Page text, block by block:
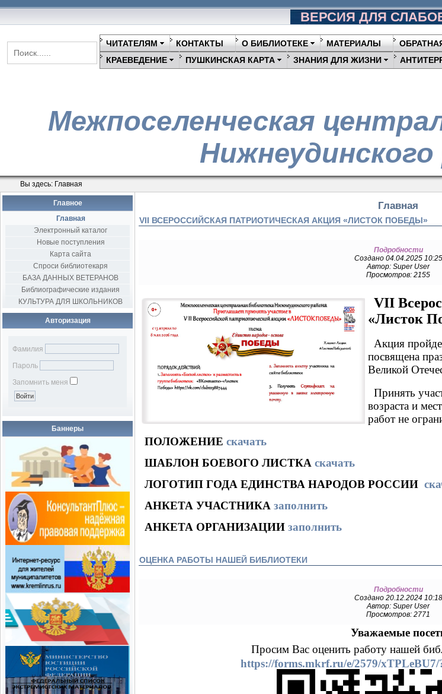
ВЕРСИЯ ДЛЯ
ЧИТАТЕЛЯМ КОНТАКТЫ О БИБЛИОТЕКЕ МАТЕРИАЛЫ
КРАЕВЕДЕНИЕ
ПУШКИНСКАЯ КАРТА ЗНАНИЯ ДЛЯ ЖИЗНИ
Межпоселенческая
Нижнеудинского
Вы здесь: Главная
Главное
Главная
Электронный каталог
Новые поступления
Карта сайта
Спроси библиотекаря
БАЗА ДАННЫХ ВЕТЕРАНОВ
Библиографические издания
КУЛЬТУРА ДЛЯ ШКОЛЬНИКОВ
Авторизация
Фамилия
Пароль
Запомнить меня
Баннеры
Главная
VII ВСЕРОССИЙСКАЯ ПАТРИОТИЧЕСКАЯ АКЦИЯ «ЛИСТОК ПОБЕДЫ»
Подробности
Создано 04.04.2025 10:25
Автор: Super User
Просмотров: 2155
VII
«Листок
Акция
посвящена
Великой
Принять
возраста и
работ не
ПОЛОЖЕНИЕ скачать
ШАБЛОН БОЕВОГО ЛИСТКА скачать
ЛОГОТИП ГОДА ЕДИНСТВА НАРОДОВ РОССИИ
АНКЕТА УЧАСТНИКА заполнить
АНКЕТА ОРГАНИЗАЦИИ заполнить
ОЦЕНКА РАБОТЫ НАШЕЙ БИБЛИОТЕКИ
Подробности
Создано 20.12.2024 10:18
Автор: Super User
Просмотров: 2771
Уважаемые
Просим Вас оценить работу нашей
https://forms.mkrf.ru/e/2579/xTPLeBU7/